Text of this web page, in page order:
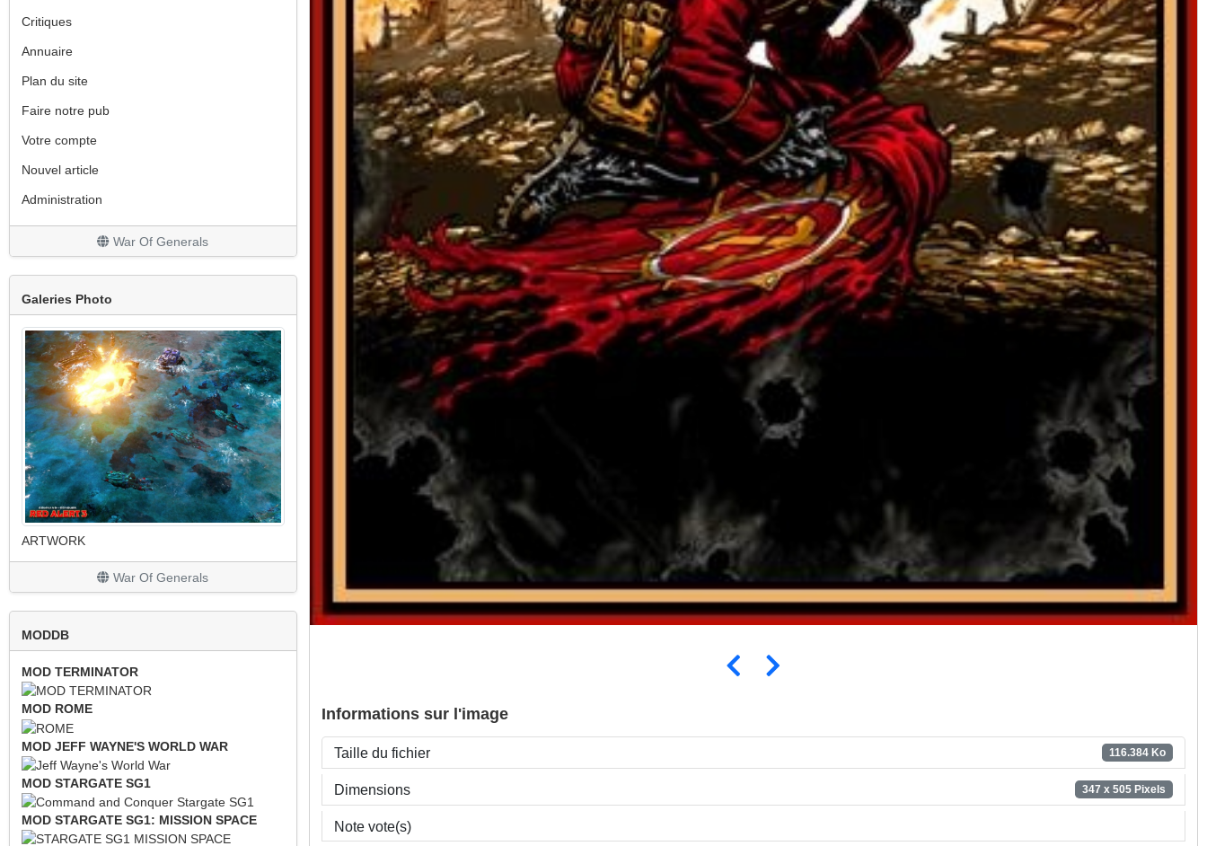
Critiques
Annuaire
Plan du site
Faire notre pub
Votre compte
Nouvel article
Administration
War Of Generals
Galeries Photo
ARTWORK
War Of Generals
MODDB
MOD TERMINATOR
MOD ROME
MOD JEFF WAYNE'S WORLD WAR
MOD STARGATE SG1
MOD STARGATE SG1: MISSION SPACE
Informations sur l'image
Taille du fichier 116.384 Ko
Dimensions 347 x 505 Pixels
Note vote(s)